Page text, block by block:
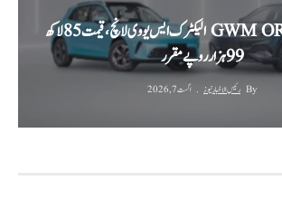
پاکستان میں GWM ORA 5 الیکٹرک ایس یو وی لانچ، قیمت 85 لاکھ
99 ہزار روپے مقرر
By رئیس الاخبار نیوز اگست 7, 2026